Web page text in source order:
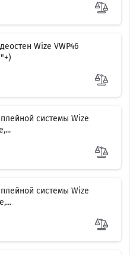
Wize VWP46
системы Wize
системы Wize